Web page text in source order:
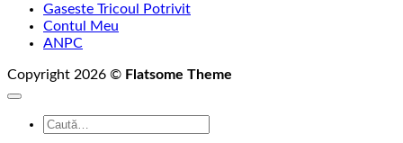
Gaseste Tricoul Potrivit
Contul Meu
ANPC
Copyright 2026 © Flatsome Theme
Caută